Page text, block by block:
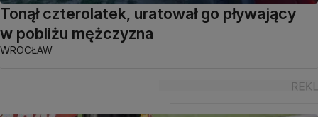
Tonął czterolatek, uratował go pływający
w pobliżu mężczyzna
WROCŁAW